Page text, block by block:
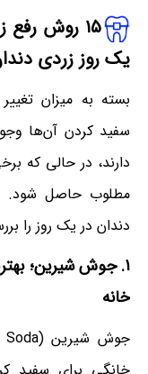
۱۵ روش رفع زردی دندان در یک روز
یک روز زردی
بسته به میزان
سفید کردن آن‌ها
دارند، در حالی که
مطلوب حاصل شود.
دندان در یک روز را
۱. جوش شیرین؛
خانه